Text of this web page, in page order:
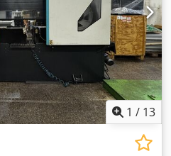
- Koelvloeistofinstallatie
1 / 13